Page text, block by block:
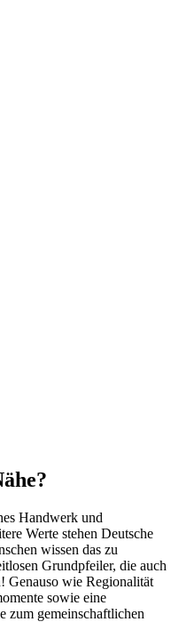
Handwerk und
Werte stehen Deutsche
wissen das zu
Grundpfeiler, die auch
Genauso wie Regionalität
sowie eine
zum gemeinschaftlichen